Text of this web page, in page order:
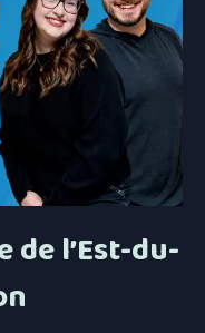
de l’Est-du-